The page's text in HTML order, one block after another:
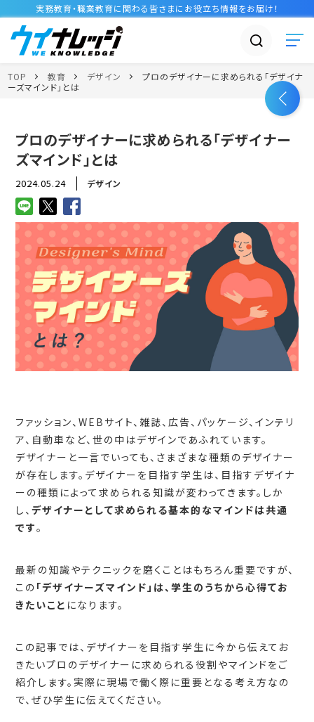
実務教育・職業教育に関わる皆さまに お役立ち情報をお届け！
TOP 教育 デザイン
プロのデザイナーに求められる「デザイナ
ーズマインド」とは
プロのデザイナーに求められる「デザイナー
ズマインド」とは
2024.05.24 デザイン
ファッション、WEBサイト、雑誌、広告、パッケージ、インテリ
ア、自動車など、世の中はデザインであふれています。
デザイナーと一言でいっても、さまざまな種類のデザイナー
が存在します。デザイナーを目指す学生は、目指すデザイナ
ーの種類によって求められる知識が変わってきます。しか
し、デザイナーとして求められる基本的なマインドは共通
です。
最新の知識やテクニックを磨くことはもちろん重要ですが、
この 「デザイナーズマインド」は、学生のうちから心得てお
きたいこと になります。
この記事では、デザイナーを目指す学生に今から伝えてお
きたいプロのデザイナーに求められる役割やマインドをご
紹介します。実際に現場で働く際に重要となる考え方なの
で、ぜひ学生に伝えてください。